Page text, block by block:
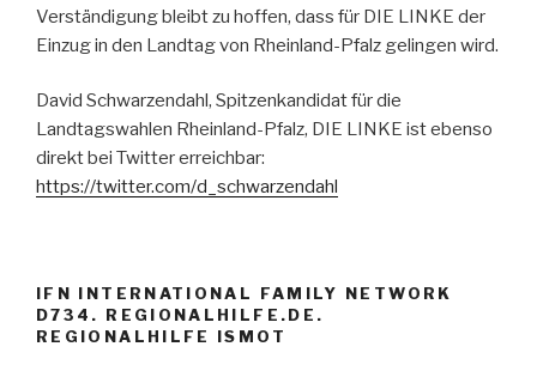
Verständigung bleibt zu hoffen, dass für DIE LINKE der
Einzug in den Landtag von Rheinland-Pfalz gelingen wird.
David Schwarzendahl, Spitzenkandidat für die
Landtagswahlen Rheinland-Pfalz, DIE LINKE ist ebenso
direkt bei Twitter erreichbar:
https://twitter.com/d_schwarzendahl
IFN INTERNATIONAL FAMILY NETWORK
D734. REGIONALHILFE.DE.
REGIONALHILFE ISMOT